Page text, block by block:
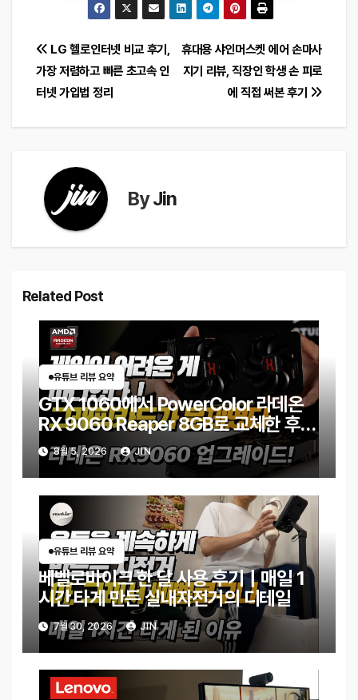
글
탐
휴대용 샤인머스켓 에어 손마사
지기 리뷰, 직장인 학생 손 피로
에 직접 써본 후기
LG 헬로인터넷 비교 후기,
가장 저렴하고 빠른 초고속 인
터넷 가입법 정리
ByJin
Related Post
유튜브 리뷰 요약
GTX 1060에서 PowerColor 라데온
RX 9060 Reaper 8GB로 교체한 후기
｜엘든링·몬스터 헌터 와일즈 체감 변화
8월 5, 2026 JIN
유튜브 리뷰 요약
베벨로바이크 한 달 사용 후기｜매일 1
시간 타게 만든 실내자전거의 디테일
7월 30, 2026 JIN